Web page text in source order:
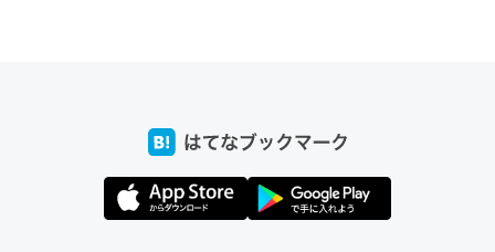
私も3年前ぐらいに祖母の家に設置した。ポケットWifiみ
たいなのでネット環境作ったけどAlexaしか使わないので
回線代ほとんどかからないですよ。参考：
https://toyoshi.hatenablog.com/entry/2019/05/15/1805